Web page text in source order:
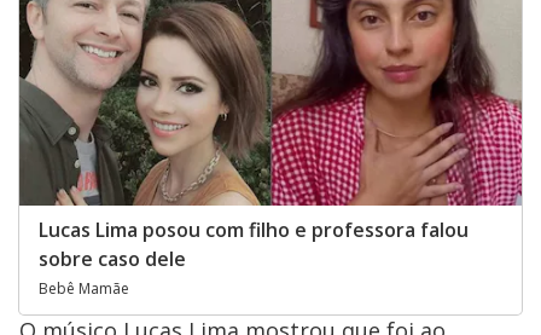
Lucas Lima posou com filho e professora falou
sobre caso dele
Bebê Mamãe